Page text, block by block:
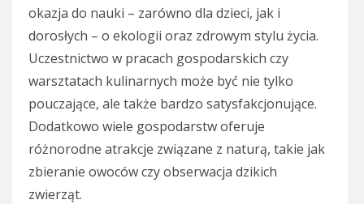
okazja do nauki – zarówno dla dzieci, jak i
dorosłych – o ekologii oraz zdrowym stylu życia.
Uczestnictwo w pracach gospodarskich czy
warsztatach kulinarnych może być nie tylko
pouczające, ale także bardzo satysfakcjonujące.
Dodatkowo wiele gospodarstw oferuje
różnorodne atrakcje związane z naturą, takie jak
zbieranie owoców czy obserwacja dzikich
zwierząt.